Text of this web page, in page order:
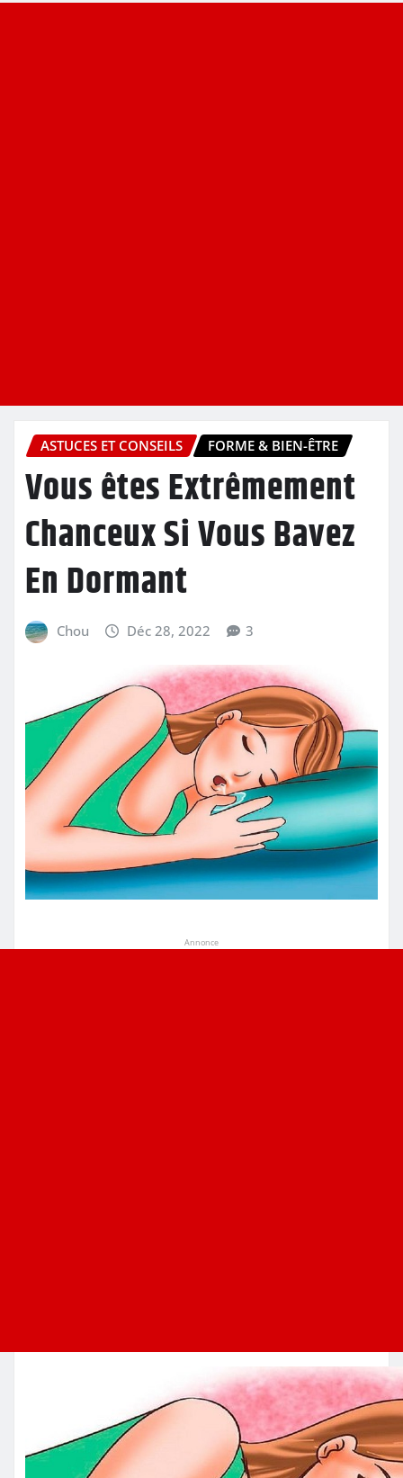
ASTUCES ET CONSEILS FORME & BIEN-ÊTRE
Vous êtes Extrêmement
Chanceux Si Vous Bavez
En Dormant
Chou Déc 28, 2022 3
Annonce